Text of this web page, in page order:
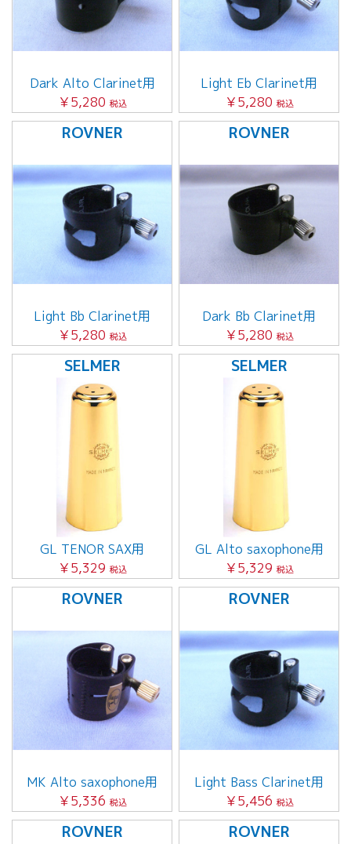
Dark Alto Clarinet用
￥5,280 税込
Light Eb Clarinet用
￥5,280 税込
ROVNER
Light Bb Clarinet用
￥5,280 税込
ROVNER
Dark Bb Clarinet用
￥5,280 税込
SELMER
GL TENOR SAX用
￥5,329 税込
SELMER
GL Alto saxophone用
￥5,329 税込
ROVNER
MK Alto saxophone用
￥5,336 税込
ROVNER
Light Bass Clarinet用
￥5,456 税込
ROVNER ROVNER